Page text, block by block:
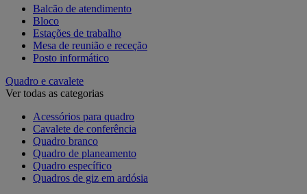
Balcão de atendimento
Bloco
Estações de trabalho
Mesa de reunião e receção
Posto informático
Quadro e cavalete
Ver todas as categorias
Acessórios para quadro
Cavalete de conferência
Quadro branco
Quadro de planeamento
Quadro específico
Quadros de giz em ardósia